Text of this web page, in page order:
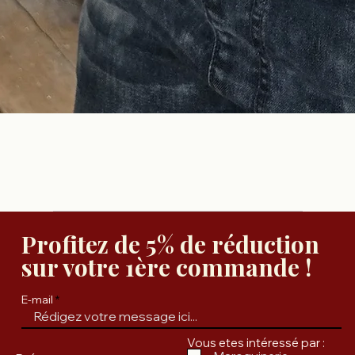
Profitez de 5% de réduction
sur votre 1ère commande !
E-mail
Vous etes intéressé par :